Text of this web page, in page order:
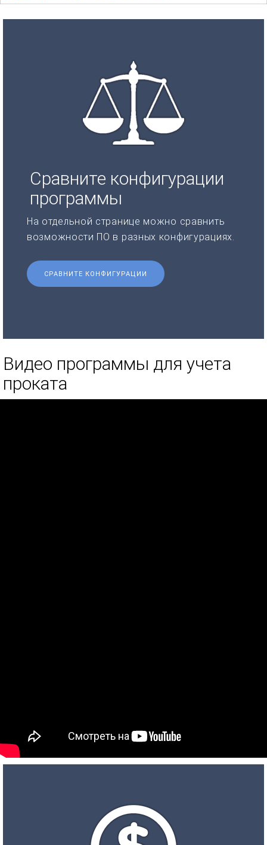
Сравните конфигурации
программы
На отдельной странице можно сравнить
возможности ПО в разных конфигурациях.
СРАВНИТЕ КОНФИГУРАЦИИ
Видео программы для учета
проката